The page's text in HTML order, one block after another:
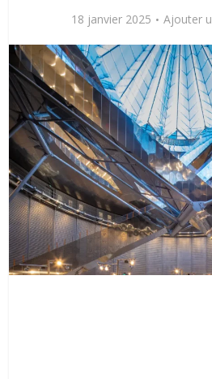
18 janvier 2025 Ajouter